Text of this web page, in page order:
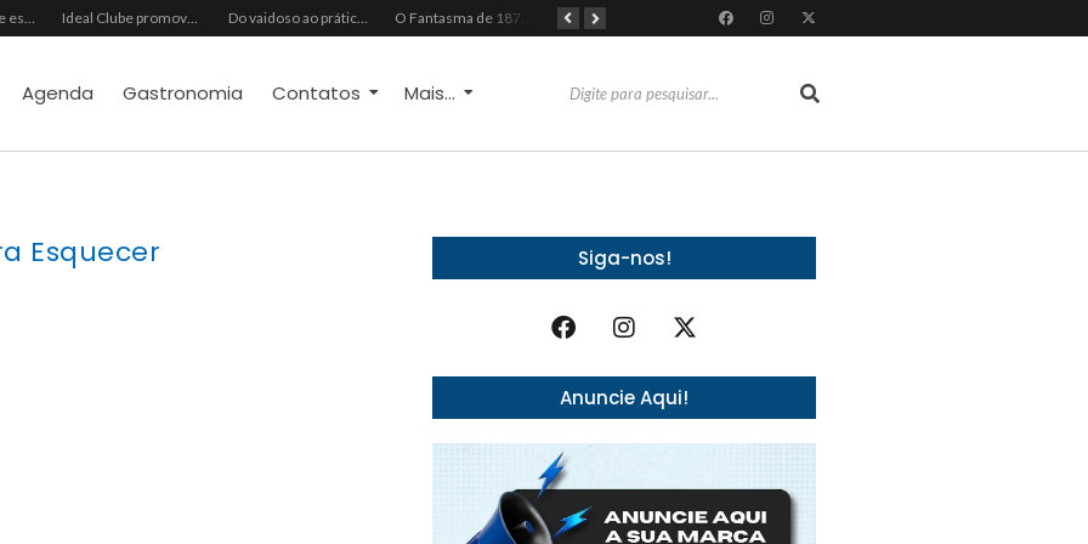
Grupo Chocolate estreia na Europa com primeira turnê internacional Ideal Clube promove programação especial para celebrar o Dia dos Pais com música, gastronomia e lazer para toda a família Do vaidoso ao prático: veja lista com ideias de presentes Avon para cada perfil de pai O Fantasma de 1877 e o Alerta de 2027: O Reciprocidalismo Como Escudo Contra o Novo El NiñoPh.D. Nizomar Falcão
Agenda Gastronomia Contatos Mais...
Esquecer Siga-nos!
Anuncie Aqui!